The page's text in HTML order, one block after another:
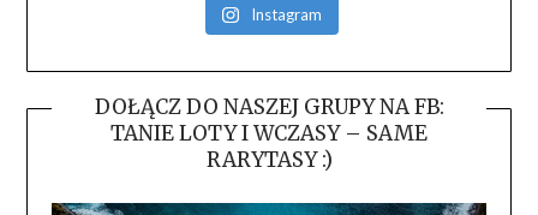
Instagram
DOŁĄCZ DO NASZEJ GRUPY NA FB:
TANIE LOTY I WCZASY – SAME
RARYTASY :)